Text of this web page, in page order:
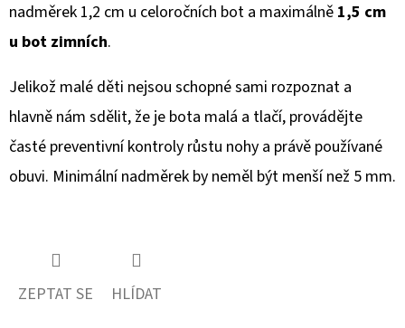
nadměrek 1,2 cm u celoročních bot a maximálně 1,5 cm
u bot zimních.
Jelikož malé děti nejsou schopné sami rozpoznat a
hlavně nám sdělit, že je bota malá a tlačí, provádějte
časté preventivní kontroly růstu nohy a právě používané
obuvi. Minimální nadměrek by neměl být menší než 5 mm.
ZEPTAT SE
HLÍDAT